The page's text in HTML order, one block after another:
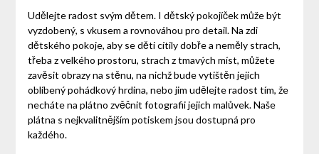
Udělejte radost svým dětem. I dětský pokojíček může být
vyzdobený, s vkusem a rovnováhou pro detail. Na zdi
dětského pokoje, aby se děti cítily dobře a neměly strach,
třeba z velkého prostoru, strach z tmavých míst, můžete
zavěsit obrazy na stěnu, na nichž bude vytištěn jejich
oblíbený pohádkový hrdina, nebo jim udělejte radost tím, že
necháte na plátno zvěčnit fotografii jejich malůvek. Naše
plátna s nejkvalitnějším potiskem jsou dostupná pro
každého.